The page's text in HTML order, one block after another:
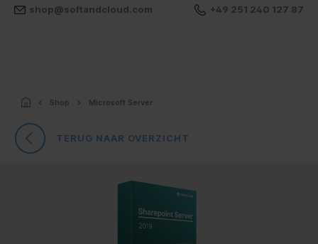
shop@softandcloud.com +49 251 240 127 87
Shop Microsoft Server
TERUG NAAR OVERZICHT